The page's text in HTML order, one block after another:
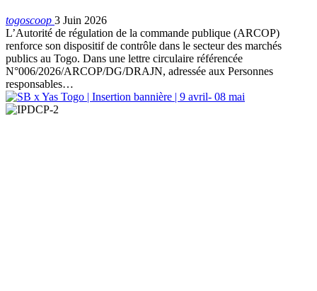
togoscoop 3 Juin 2026
L’Autorité de régulation de la commande publique (ARCOP)
renforce son dispositif de contrôle dans le secteur des marchés
publics au Togo. Dans une lettre circulaire référencée
N°006/2026/ARCOP/DG/DRAJN, adressée aux Personnes
responsables…